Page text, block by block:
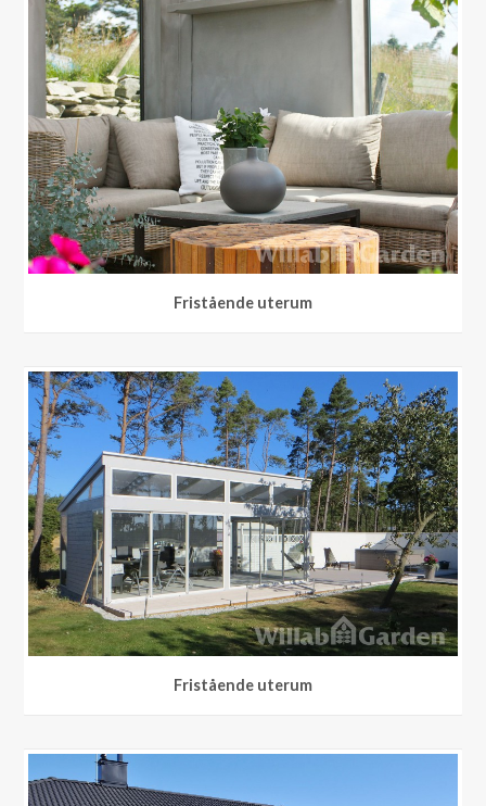
Fristående uterum
Fristående uterum
Fristående uterum
Fristående uterum